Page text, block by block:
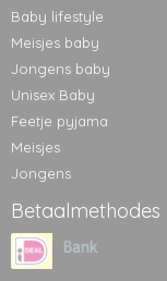
Baby lifestyle
Meisjes baby
Jongens baby
Unisex Baby
Feetje pyjama
Meisjes
Jongens
Betaalmethodes